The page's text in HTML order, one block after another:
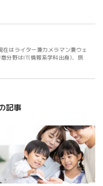
はライター兼カメラマン兼ウェ
分野はIT(情報系学科出身)、旅
記事